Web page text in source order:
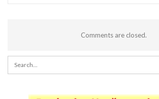
Comments are closed.